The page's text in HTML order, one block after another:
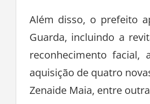
Além disso, o prefeito
Guarda, incluindo a
reconhecimento facial,
aquisição de quatro
Zenaide Maia, entre